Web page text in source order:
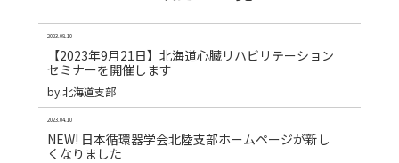
2023.08.10
【2023年9月21日】北海道心臓リハビリテーション
セミナーを開催します
by.北海道支部
2023.04.10
NEW! 日本循環器学会北陸支部ホームページが新し
くなりました